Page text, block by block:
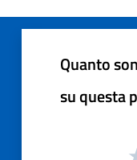
Quanto
su questa